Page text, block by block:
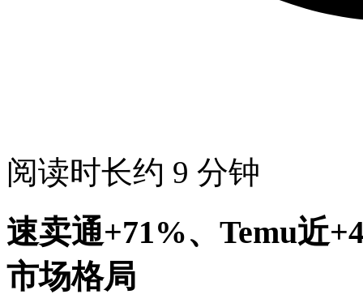
阅读时长约 9 分钟
速卖通+71%、Temu近
市场格局